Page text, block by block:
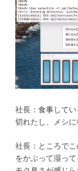
社長：食事して
切れたし、メシに
社長：ところで
をかぶって湿っ